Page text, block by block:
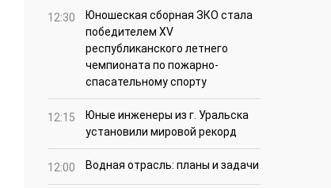
12:30
Юношеская сборная ЗКО стала
победителем XV
республиканского летнего
чемпионата по пожарно-
спасательному спорту
12:15
Юные инженеры из г. Уральска
установили мировой рекорд
12:00 Водная отрасль: планы и задачи